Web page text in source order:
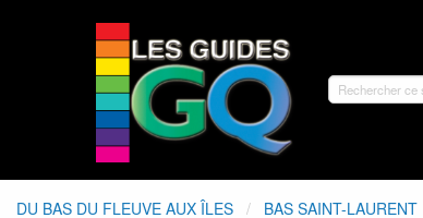
DU BAS DU FLEUVE AUX ÎLES BAS SAINT-LAURENT